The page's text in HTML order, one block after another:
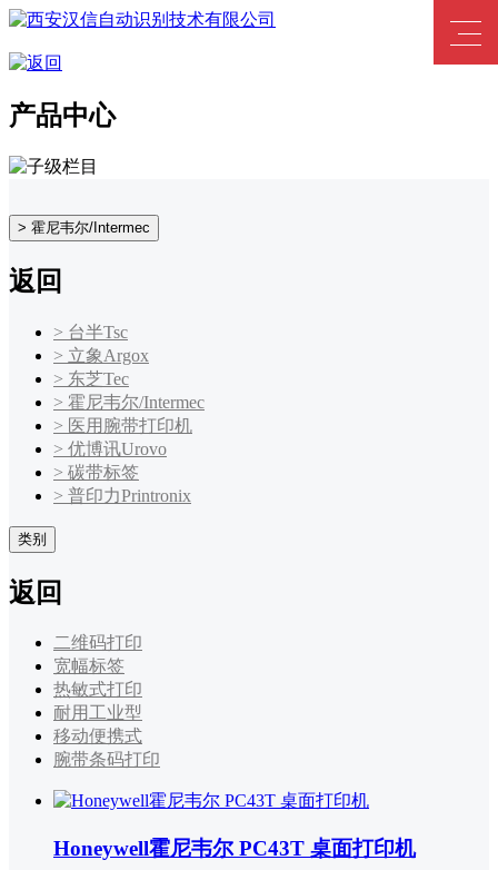
产品中心
> 霍尼韦尔/Intermec
返回
> 台半Tsc
> 立象Argox
> 东芝Tec
> 霍尼韦尔/Intermec
> 医用腕带打印机
> 优博讯Urovo
> 碳带标签
> 普印力Printronix
类别
返回
二维码打印
宽幅标签
热敏式打印
耐用工业型
移动便携式
腕带条码打印
Honeywell霍尼韦尔 PC43T 桌面打印机